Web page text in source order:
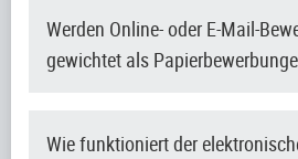
Werden Online- oder E-Mail-
gewichtet als
Wie funktioniert der